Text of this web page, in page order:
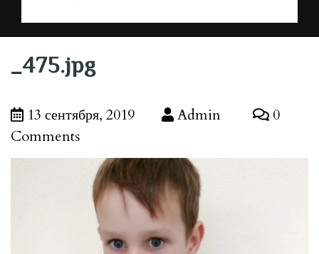
_475.jpg
13 сентября, 2019 Admin
0
Comments